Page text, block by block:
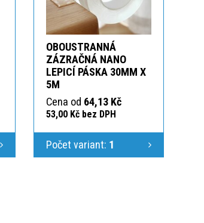
OBOUSTRANNÁ
ZÁZRAČNÁ NANO
LEPICÍ PÁSKA 30MM X
5M
Cena od 64,13 Kč
53,00 Kč bez DPH
Počet variant: 1